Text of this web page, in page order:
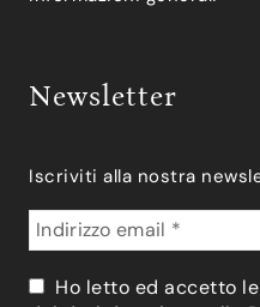
Newsletter
Iscriviti alla nostra
Ho letto ed accetto